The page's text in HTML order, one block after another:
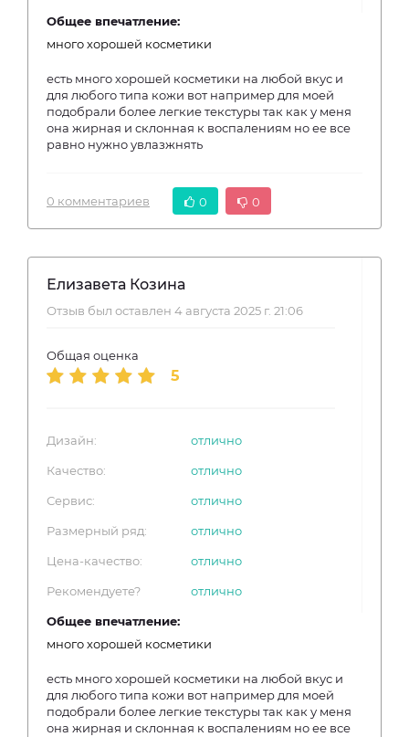
Общее впечатление:
много хорошей косметики
есть много хорошей косметики на любой вкус и
для любого типа кожи вот например для моей
подобрали более легкие текстуры так как у меня
она жирная и склонная к воспалениям но ее все
равно нужно увлазжнять
0 комментариев 0 0
Елизавета Козина
Отзыв был оставлен 4 августа 2025 г. 21:06
Общая оценка
5
Дизайн: отлично
Качество: отлично
Сервис: отлично
Размерный ряд: отлично
Цена-качество: отлично
Рекомендуете? отлично
Общее впечатление:
много хорошей косметики
есть много хорошей косметики на любой вкус и
для любого типа кожи вот например для моей
подобрали более легкие текстуры так как у меня
она жирная и склонная к воспалениям но ее все